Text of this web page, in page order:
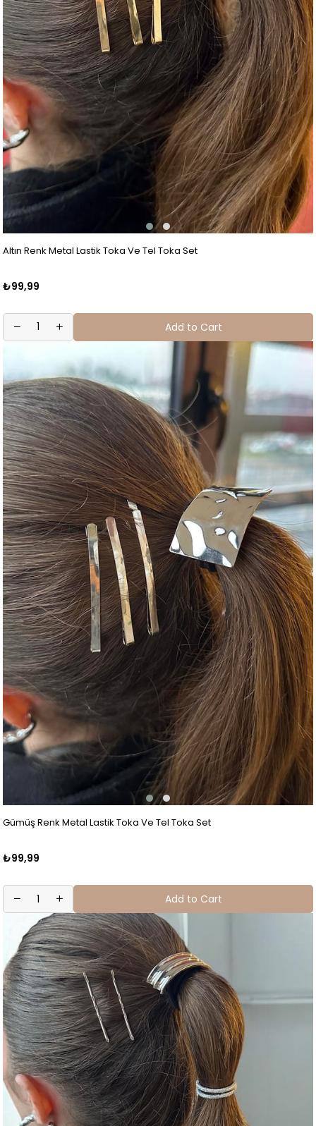
Altın Renk Metal Lastik Toka Ve Tel Toka Set
₺99,99
Add to Cart
Gümüş Renk Metal Lastik Toka Ve Tel Toka Set
₺99,99
Add to Cart